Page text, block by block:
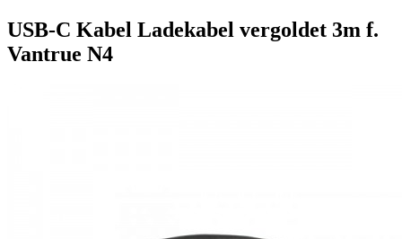
USB-C Kabel Ladekabel vergoldet 3m f.
Vantrue N4